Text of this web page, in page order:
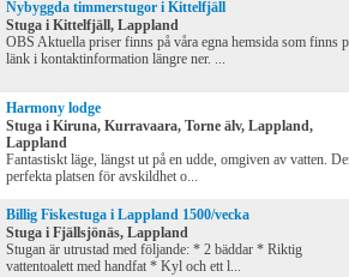
Nybyggda timmerstugor i Kittelfjäll
Stuga i Kittelfjäll, Lappland
OBS Aktuella priser finns på våra egna hemsida som finns
länk i kontaktinformation längre ner. ...
Harmony lodge
Stuga i Kiruna, Kurravaara, Torne älv, Lappland,
Lappland
Fantastiskt läge, längst ut på en udde, omgiven av vatten.
perfekta platsen för avskildhet o...
Billig Fiskestuga i Lappland 1500/vecka
Stuga i Fjällsjönäs, Lappland
Stugan är utrustad med följande: * 2 bäddar * Riktig
vattentoalett med handfat * Kyl och ett l...